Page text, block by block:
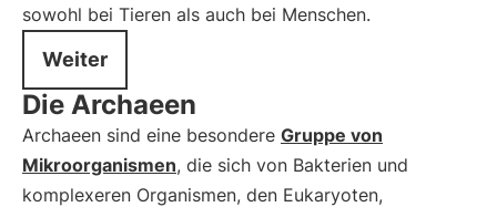
sowohl bei Tieren als auch bei Menschen.
Weiter
Die Archaeen
Archaeen sind eine besondere Gruppe von
Mikroorganismen, die sich von Bakterien und
komplexeren Organismen, den Eukaryoten,